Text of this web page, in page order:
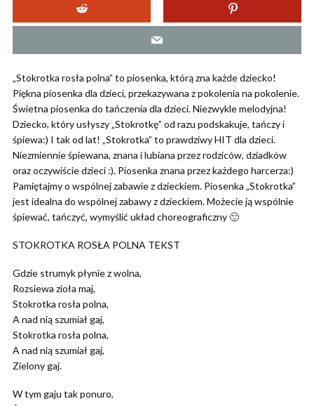
„Stokrotka rosła polna” to piosenka, którą zna każde dziecko!
Piękna piosenka dla dzieci, przekazywana z pokolenia na pokolenie.
Świetna piosenka do tańczenia dla dzieci. Niezwykle melodyjna!
Dziecko, który usłyszy „Stokrotkę” od razu podskakuje, tańczy i
śpiewa:) I tak od lat! „Stokrotka” to prawdziwy HIT dla dzieci.
Niezmiennie śpiewana, znana i lubiana przez rodziców, dziadków
oraz oczywiście dzieci :). Piosenka znana przez każdego harcerza:)
Pamiętajmy o wspólnej zabawie z dzieckiem. Piosenka „Stokrotka”
jest idealna do wspólnej zabawy z dzieckiem. Możecie ją wspólnie
śpiewać, tańczyć, wymyślić układ choreograficzny 🙂
STOKROTKA ROSŁA POLNA TEKST
Gdzie strumyk płynie z wolna,
Rozsiewa zioła maj,
Stokrotka rosła polna,
A nad nią szumiał gaj,
Stokrotka rosła polna,
A nad nią szumiał gaj,
Zielony gaj.
W tym gaju tak ponuro,